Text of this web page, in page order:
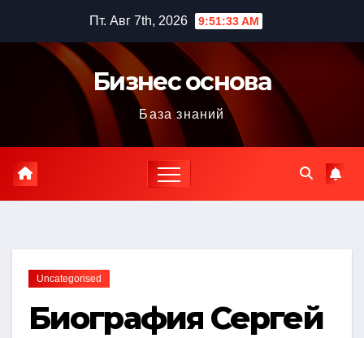
содержимому
Пт. Авг 7th, 2026 9:51:34 AM
Бизнес основа
База знаний
Uncategorised
Биография Сергей